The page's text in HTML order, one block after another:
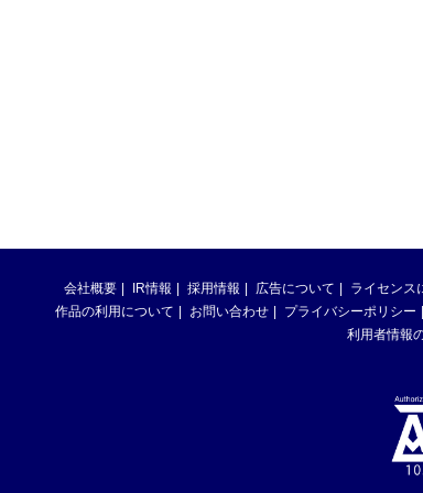
会社概要 IR情報 採用情報 広告について ライセンス
作品の利用について
お問い合わせ プライバシーポリシー
利用者情報